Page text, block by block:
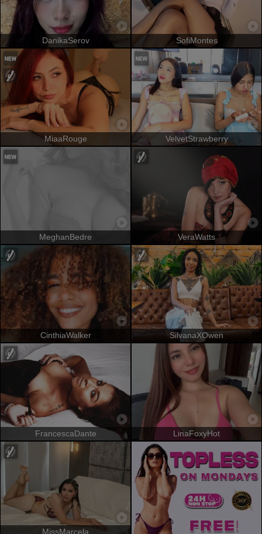
DanikaSerov SofiMontes
MiaaRouge VelvetStrawberry
MeghanBedre VeraWatts
CinthiaWalker SilvanaXOwen
FrancescaDante LinaFoxyHot
MissMarcela